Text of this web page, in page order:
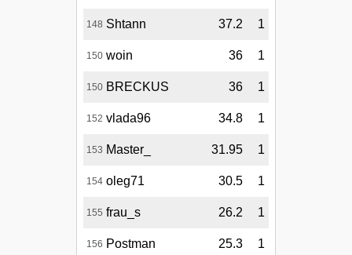
148 Shtann 37.2 1
150 woin 36 1
150 BRECKUS 36 1
152 vlada96 34.8 1
153 Master_ 31.95 1
154 oleg71 30.5 1
155 frau_s 26.2 1
156 Postman 25.3 1